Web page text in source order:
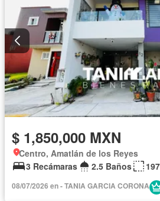
$ 1,850,000 MXN
Centro, Amatlán de los Reyes
3 Recámaras
2.5 Baños
08/07/2026 en - TANIA GARCIA CORONA